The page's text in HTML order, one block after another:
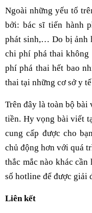
Ngoài những yếu tố
bởi: bác sĩ tiến hành
phát sinh,… Do bị ảnh
chi phí phá thai
phí phá thai hết bao
thai tại những cơ sở y
Trên đây là toàn bộ
tiền. Hy vọng bài viết
cung cấp được cho
chủ động hơn với quá
thắc mắc nào khác
số hotline để được giải
Liên kết